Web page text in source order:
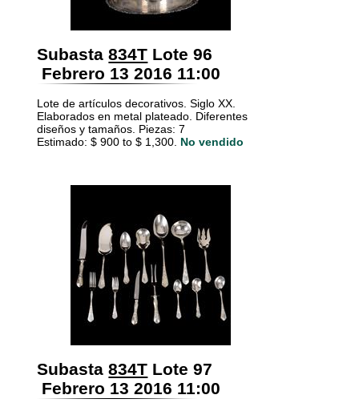
Subasta 834T Lote 96
Febrero 13 2016 11:00
Lote de artículos decorativos. Siglo XX.
Elaborados en metal plateado. Diferentes
diseños y tamaños. Piezas: 7
Estimado: $ 900 to $ 1,300. No vendido
Subasta 834T Lote 97
Febrero 13 2016 11:00